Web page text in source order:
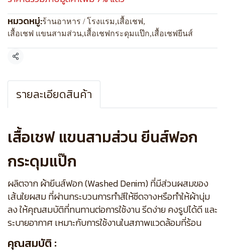
หมวดหมู่:ร้านอาหาร / โรงแรม,เสื้อเชฟ,
เสื้อเชฟ แขนสามส่วน,เสื้อเชฟกระดุมแป๊ก,เสื้อเชฟยีนส์
แชร์
รายละเอียดสินค้า
เสื้อเชฟ แขนสามส่วน ยีนส์ฟอก
กระดุมแป๊ก
ผลิตจาก ผ้ายีนส์ฟอก (Washed Denim) ที่มีส่วนผสมของ
เส้นใยผสม ที่ผ่านกระบวนการทำสีให้ซีดจางหรือทำให้ผ้านุ่ม
ลง ให้คุณสมบัติที่ทนทานต่อการใช้งาน รีดง่าย คงรูปได้ดี และ
ระบายอากาศ เหมาะกับการใช้งานในสภาพแวดล้อมที่ร้อน
คุณสมบัติ :